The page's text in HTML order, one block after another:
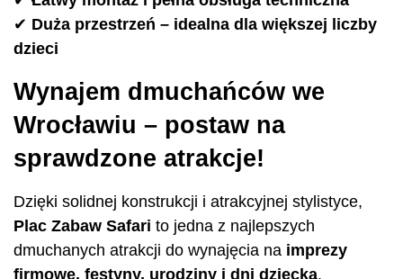
✔ Duża przestrzeń – idealna dla większej liczby
dzieci
Wynajem dmuchańców we
Wrocławiu – postaw na
sprawdzone atrakcje!
Dzięki solidnej konstrukcji i atrakcyjnej stylistyce,
Plac Zabaw Safari to jedna z najlepszych
dmuchanych atrakcji do wynajęcia na imprezy
firmowe, festyny, urodziny i dni dziecka.